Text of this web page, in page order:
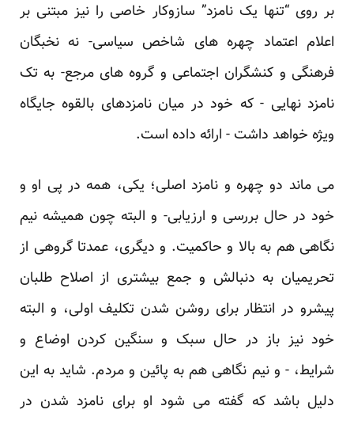
بر روی “تنها یک نامزد” سازوکار خاصی را نیز مبتنی بر
اعلام اعتماد چهره های شاخص ‏سیاسی- نه نخبگان
فرهنگی و کنشگران اجتماعی و گروه های مرجع- به تک
نامزد نهایی - که خود در میان ‏نامزدهای بالقوه جایگاه
ویژه خواهد داشت - ارائه داده است.‏
می ماند دو چهره و نامزد اصلی؛ یکی، همه در پی او و
خود در حال بررسی و ارزیابی- و البته چون همیشه ‏نیم
نگاهی هم به بالا و حاکمیت. و دیگری، عمدتا گروهی از
تحریمیان به دنبالش و جمع بیشتری از اصلاح ‏طلبان
پیشرو در انتظار برای روشن شدن تکلیف اولی، و البته
خود نیز باز در حال سبک و سنگین کردن ‏اوضاع و
شرایط، - و نیم نگاهی هم به پائین و مردم. شاید به این
دلیل باشد که گفته می شود او برای نامزد ‏شدن در